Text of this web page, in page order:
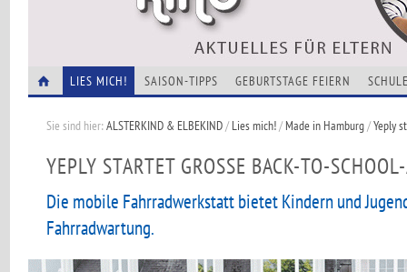
LIES MICH! SAISON-TIPPS GEBURTSTAGE FEIERN
Sie sind hier:ALSTERKIND & ELBEKIND/Lies mich!/Made in Hamburg/Yeply
YEPLY STARTET GROSSE BACK-TO-SCHOOL-
Die mobile Fahrradwerkstatt bietet Kindern und
Fahrradwartung.